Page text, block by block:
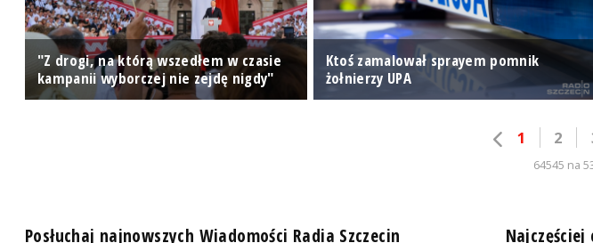
"Z drogi, na którą wszedłem w czasie
kampanii wyborczej nie zejdę nigdy"
Ktoś zamalował sprayem pomnik
żołnierzy UPA
1 2
64545 na
Posłuchaj najnowszych Wiadomości Radia Szczecin